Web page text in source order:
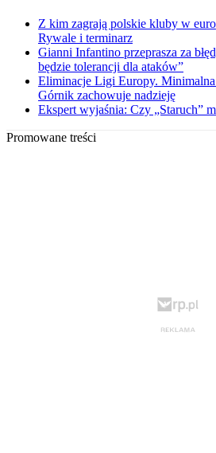
Z kim zagrają polskie kluby w
Rywale i terminarz
Gianni Infantino przeprasza za
będzie tolerancji dla ataków”
Eliminacje Ligi Europy.
Górnik zachowuje nadzieję
Ekspert wyjaśnia: Czy „Staruch”
Promowane treści